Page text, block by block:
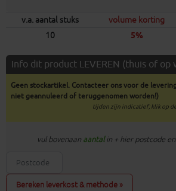
v.a. aantal stuks volume korting
10
5%
Info dit product LEVEREN (thuis of op
Geen stockartikel. Contacteer ons voor de
niet geannuleerd of teruggenomen worden!)
tijden zijn indicatief; klik op
vul bovenaan aantalin + hier postcode
Bereken leverkost & methode »